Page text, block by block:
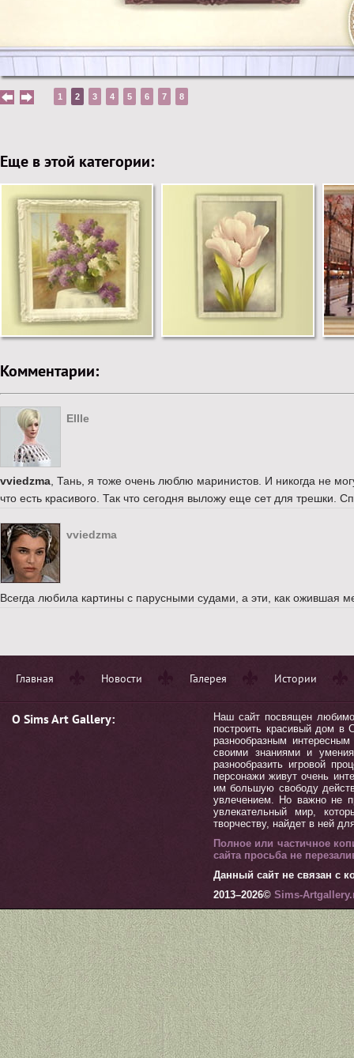
1 2 3 4 5 6 7 8
Еще в этой категории:
Комментарии:
Ellle
vviedzma , Тань, я тоже очень люблю маринистов. И никогда не
что есть красивого. Так что сегодня выложу еще сет для трешки.
vviedzma
Всегда любила картины с парусными судами, а эти, как ожившая
Главная Новости Галерея Истории
О Sims Art Gallery:
Наш сайт посвящен
построить красивый дом в
разнообразным
своими знаниями и
разнообразить игровой
персонажи живут очень
им большую свободу
увлечением. Но важно не
увлекательный мир,
творчеству, найдет в ней
Полное или частичное
сайта просьба не
Данный сайт не связан с
2013–2026© Sims-